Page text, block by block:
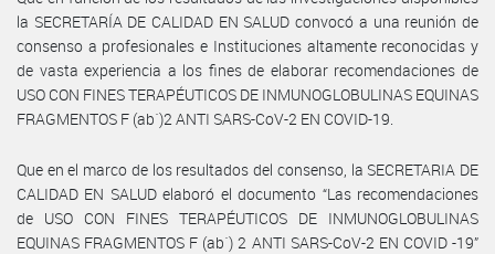
la SECRETARÍA DE CALIDAD EN SALUD convocó a una reunión de
consenso a profesionales e Instituciones altamente reconocidas y
de vasta experiencia a los fines de elaborar recomendaciones de
USO CON FINES TERAPÉUTICOS DE INMUNOGLOBULINAS EQUINAS
FRAGMENTOS F (ab´)2 ANTI SARS-CoV-2 EN COVID-19.
Que en el marco de los resultados del consenso, la SECRETARIA DE
CALIDAD EN SALUD elaboró el documento “Las recomendaciones
de USO CON FINES TERAPÉUTICOS DE INMUNOGLOBULINAS
EQUINAS FRAGMENTOS F (ab´) 2 ANTI SARS-CoV-2 EN COVID -19”